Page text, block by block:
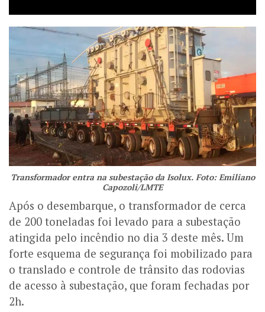
Transformador entra na subestação da Isolux. Foto: Emiliano
Capozoli/LMTE
Após o desembarque, o transformador de cerca
de 200 toneladas foi levado para a subestação
atingida pelo incêndio no dia 3 deste mês. Um
forte esquema de segurança foi mobilizado para
o translado e controle de trânsito das rodovias
de acesso à subestação, que foram fechadas por
2h.